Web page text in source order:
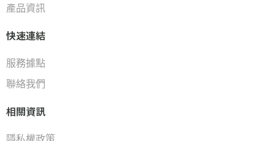
產品資訊
快速連結
服務據點
聯絡我們
相關資訊
隱私權政策